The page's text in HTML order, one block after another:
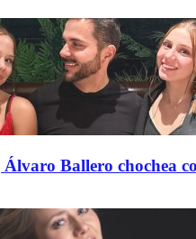
Ballero chochea